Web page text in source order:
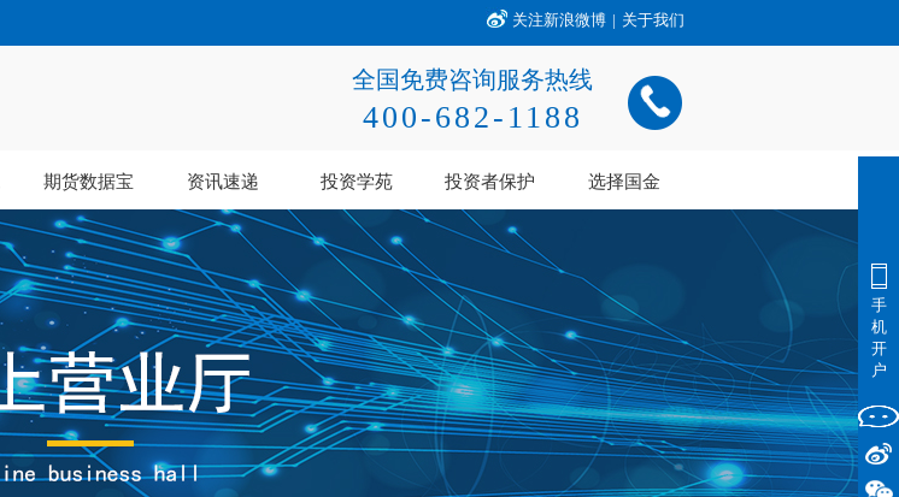
关注新浪微博 | 关于我们
全国免费咨询服务热线
400-682-1188
期货数据宝 资讯速递 投资学苑 投资者保护 选择国金
手
机
开
户